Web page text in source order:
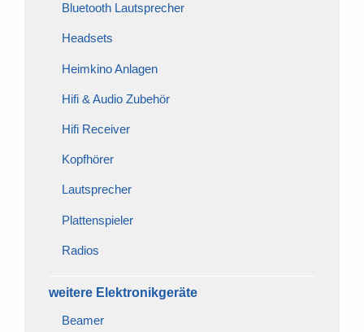
Bluetooth Lautsprecher
Headsets
Heimkino Anlagen
Hifi & Audio Zubehör
Hifi Receiver
Kopfhörer
Lautsprecher
Plattenspieler
Radios
weitere Elektronikgeräte
Beamer